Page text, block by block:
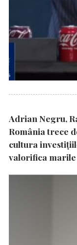
Adrian Negru,
România trece
cultura
valorifica